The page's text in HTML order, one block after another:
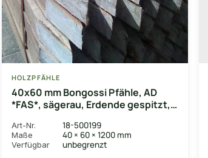
HOLZPFÄHLE
40x60 mm Bongossi Pfähle, AD
*FAS*, sägerau, Erdende gespitzt,
Art-Nr. 18-500199
Maße 40 × 60 × 1200 mm
Verfügbar unbegrenzt